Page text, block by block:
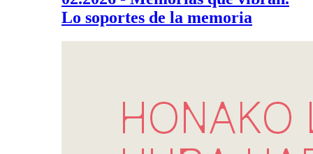
Lo soportes de la memoria